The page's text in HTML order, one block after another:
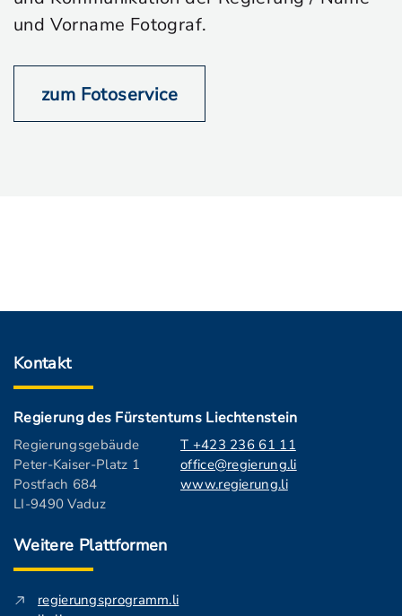
und Vorname Fotograf.
zum Fotoservice
Kontakt
Regierung des Fürstentums Liechtenstein
Regierungsgebäude
Peter-Kaiser-Platz 1
Postfach 684
LI-9490 Vaduz
T +423 236 61 11
office@regierung.li
www.regierung.li
Weitere Plattformen
regierungsprogramm.li